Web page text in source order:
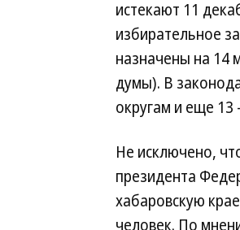
истекают 11
избирательное
назначены на 14
думы). В
округам и еще
Не исключено,
президента
хабаровскую
человек. По